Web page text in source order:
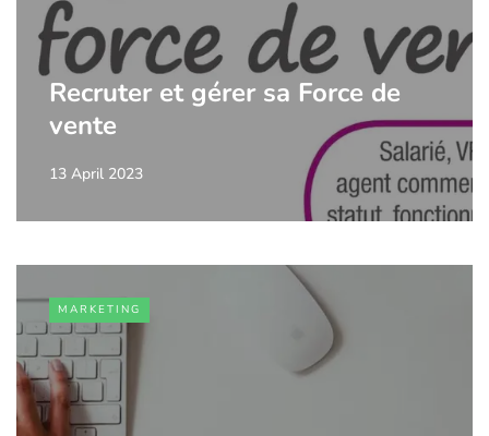
Recruter et gérer sa Force de
vente
13 April 2023
MARKETING